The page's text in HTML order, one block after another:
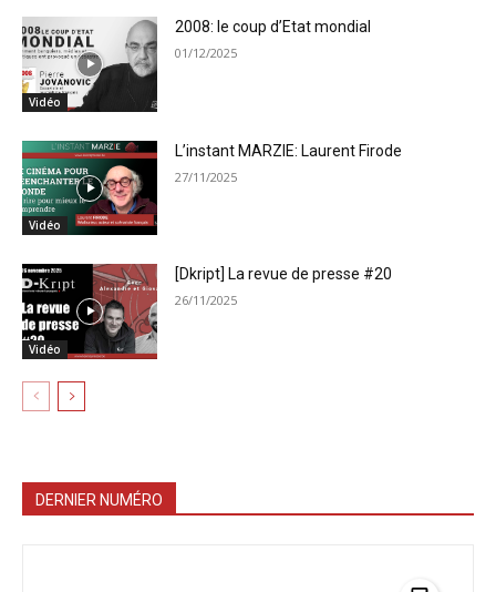
Vidéo
2008: le coup d’Etat mondial
01/12/2025
Vidéo
L’instant MARZIE: Laurent Firode
27/11/2025
Vidéo
[Dkript] La revue de presse #20
26/11/2025
DERNIER NUMÉRO